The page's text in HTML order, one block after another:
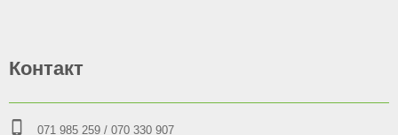
Контакт
071 985 259 / 070 330 907